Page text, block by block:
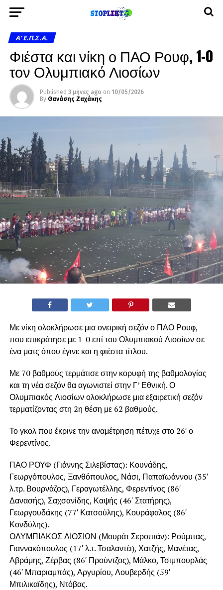
A' Ε.Π.Σ.Α.
Φιέστα και νίκη ο ΠΑΟ Ρουφ, 1-0
τον Ολυμπιακό Λιοσίων
Published 3 μήνες ago on 10/05/2026
By Θανάσης Ζαχάκης
Με νίκη ολοκλήρωσε μια ονειρική σεζόν ο ΠΑΟ Ρουφ,
που επικράτησε με 1-0 επί του Ολυμπιακού Λιοσίων σε
ένα ματς όπου έγινε και η φιέστα τίτλου.
Με 70 βαθμούς τερμάτισε στην κορυφή της βαθμολογίας
και τη νέα σεζόν θα αγωνιστεί στην Γ’ Εθνική. Ο
Ολυμπιακός Λιοσίων ολοκλήρωσε μια εξαιρετική σεζόν
τερματίζοντας στη 2η θέση με 62 βαθμούς.
Το γκολ που έκρινε την αναμέτρηση πέτυχε στο 26′ ο
Φερεντίνος.
ΠΑΟ ΡΟΥΦ (Γιάννης Σιλεβίστας): Κουνάδης,
Γεωργόπουλος, Ξανθόπουλος, Νάσι, Παπαϊωάννου (35′
λ.τρ. Βουρνάζος), Γεραγωτέλλης, Φερεντίνος (86′
Δανασής), Σαχσανίδης, Καψής (46′ Στατήρης),
Γεωργουδάκης (77′ Κατσούλης), Κουράφαλος (86′
Κονδύλης).
ΟΛΥΜΠΙΑΚΟΣ ΛΙΟΣΙΩΝ (Μουράτ Σεροπιάν): Ρούμπας,
Γιαννακόπουλος (17′ λ.τ. Τσαλαντέι), Χατζής, Μανέτας,
Αβράμης, Ζέρβας (86′ Προύντζος), Μάλκο, Τσιμπουρλάς
(46′ Μπαριαμπάς), Αργυρίου, Λουβερδής (59′
Μπιλικαϊδης), Ντόβας.